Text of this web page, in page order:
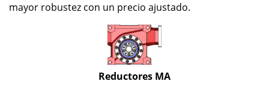
mayor robustez con un precio ajustado.
Reductores MA